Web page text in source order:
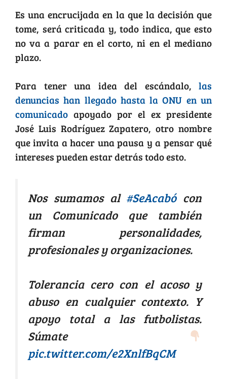
Es una encrucijada en la que la decisión que
tome, será criticada y, todo indica, que esto
no va a parar en el corto, ni en el mediano
plazo.
Para tener una idea del escándalo, las
denuncias han llegado hasta la ONU en un
comunicado apoyado por el ex presidente
José Luis Rodríguez Zapatero, otro nombre
que invita a hacer una pausa y a pensar qué
intereses pueden estar detrás todo esto.
Nos sumamos al #SeAcabócon
un Comunicado que también
firman personalidades,
profesionales y organizaciones.
Tolerancia cero con el acoso y
abuso en cualquier contexto. Y
apoyo total a las futbolistas.
Súmate
pic.twitter.com/e2XnlfBqCM